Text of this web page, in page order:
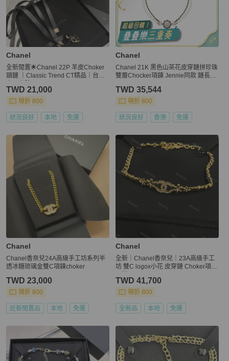
Chanel
全新閒置🌟Chanel 22P 羊皮Choker
頸鏈 ｜Classic Trend CT精品｜台北
TWD 21,000
現折 800
狀況良好 本地 免運
Chanel
Chanel 21K 黑色山茶花皮穿鏈拼珍珠
雙層Chocker項鍊 Jennie同款 鏈長約
TWD 35,544
現折 800
狀況良好 香港 免運
Chanel
Chanel香奈兒24A高級手工坊系列半
透冰糖琉璃金雙C項鍊choker
TWD 23,000
現折 800
近新閒置品 本地 免運
Chanel
全新｜Chanel香奈兒｜23A高級手工
坊 雙C logox小花 皮穿鏈 Choker項鍊
TWD 41,700
現折 800
全新品 本地 免運